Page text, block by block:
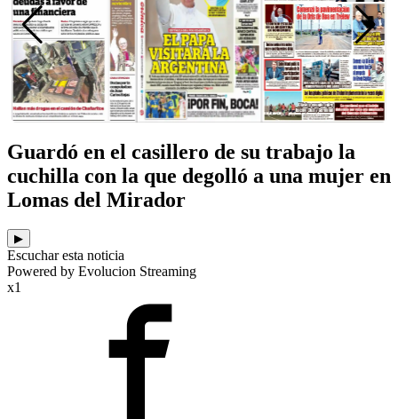
Guardó en el casillero de su trabajo la
cuchilla con la que degolló a una mujer en
Lomas del Mirador
▶
Escuchar esta noticia
Powered by Evolucion Streaming
x1